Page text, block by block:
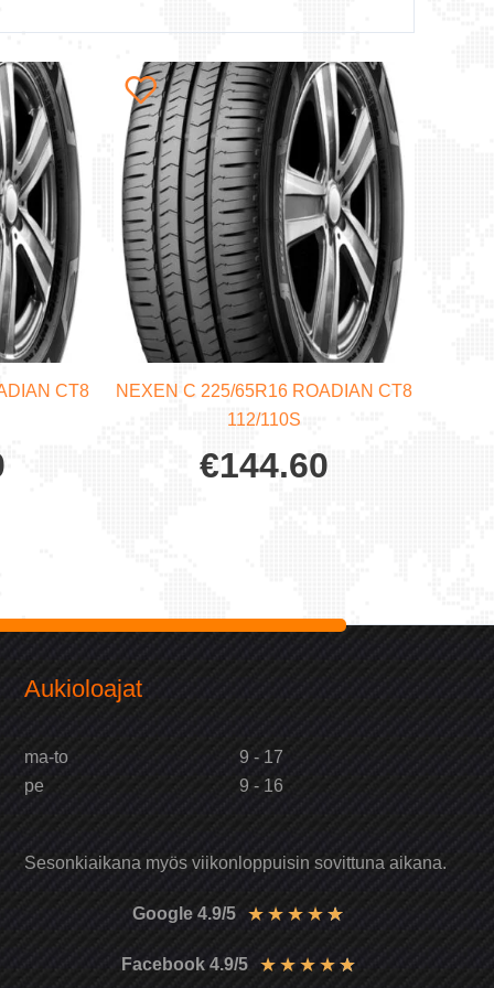
CT8
NEXEN C 225/65R16 ROADIAN CT8
112/110S
€144.60
Aukioloajat
ma-to
9 - 17
pe
9 - 16
Sesonkiaikana myös viikonloppuisin sovittuna aikana.
Google 4.9/5 ★ ★ ★ ★ ★
Facebook 4.9/5 ★ ★ ★ ★ ★